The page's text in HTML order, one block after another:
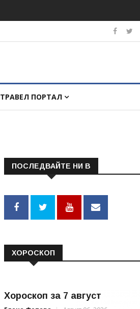
ТРАВЕЛ ПОРТАЛ
ПОСЛЕДВАЙТЕ НИ В
ХОРОСКОП
Хороскоп за 7 август